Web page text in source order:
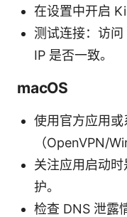
在设置中开启
测试连接：访
IP 是否一致。
macOS
使用官方应用
（OpenVPN/
关注应用启动
护。
检查 DNS 泄露